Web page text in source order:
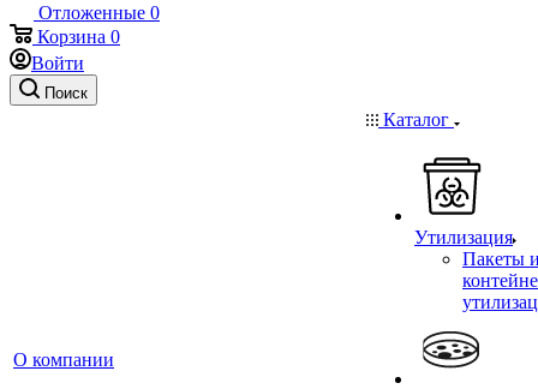
Отложенные 0
Корзина 0
Войти
Поиск
О компании
Каталог
Утилизация
Пакеты